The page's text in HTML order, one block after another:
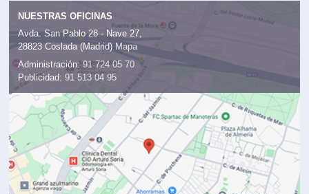
NUESTRAS OFICINAS
Avda. San Pablo 28 - Nave 27,
28823 Coslada (Madrid) Mapa
Administración: 91 724 05 70
Publicidad: 91 513 04 95